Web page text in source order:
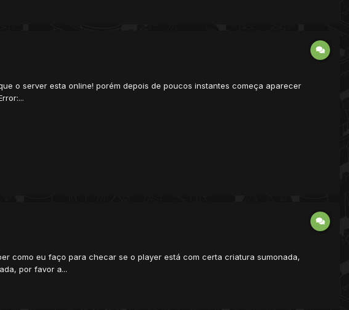
o server esta online! porém depois de poucos instantes começa aparecer
como eu faço para checar se o player está com certa criatura sumonada,
por favor a...